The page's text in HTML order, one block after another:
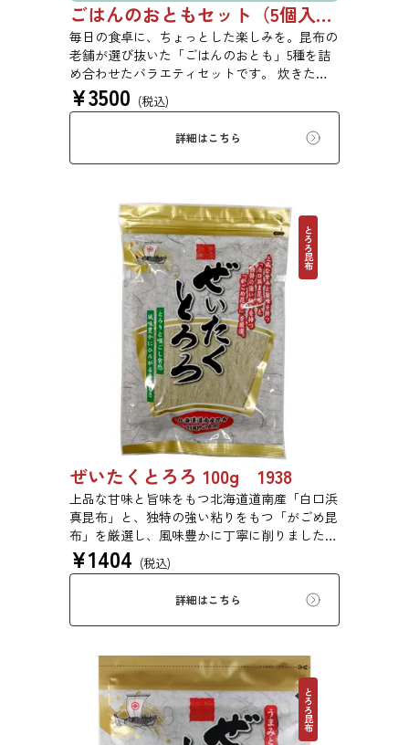
ごはんのおともセット（5個入り）【初回購入は20％OFF】
毎日の食卓に、ちょっとした楽しみを。昆布の
老舗が選び抜いた「ごはんのおとも」5種を詰
め合わせたバラエティセットです。 炊きたて
ごはんにのせるだけ、お弁当に添えるだけで、
手軽に美味しさが広がります。ご自宅用にはも
ちろん、ちょっとした贈り物にもおすすめで
す。 ※本商品はギフト仕様の化粧箱ではな
く、簡易ダンボール梱包でのお届けとなりま
ください。 【初回購入20％OFFクーポンコー
ド：08WJ6F0SSYPZ】
¥3500 (税込)
詳細はこちら
とろろ昆布
ぜいたくとろろ 100g 1938
上品な甘味と旨味をもつ北海道道南産「白口浜
真昆布」と、独特の強い粘りをもつ「がごめ昆
布」を厳選し、風味豊かに丁寧に削りました。
ぜいたくな味を、思う存分にご堪能ください。
¥1404 (税込)
詳細はこちら
とろろ昆布